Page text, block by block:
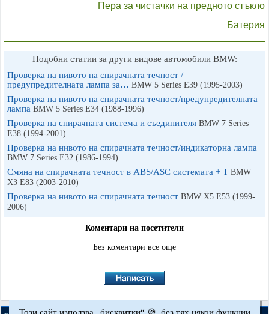
Пера за чистачки на предното стъкло
Батерия
Подобни статии за други видове автомобили BMW:
Проверка на нивото на спирачната течност /
предупредителната лампа за… BMW 5 Series E39 (1995-2003)
Проверка на нивото на спирачната течност/предупредителната
лампа BMW 5 Series E34 (1988-1996)
Проверка на спирачната система и съединителя BMW 7 Series
E38 (1994-2001)
Проверка на нивото на спирачната течност/индикаторна лампа
BMW 7 Series E32 (1986-1994)
Смяна на спирачната течност в ABS/ASC системата + T BMW
X3 Е83 (2003-2010)
Проверка на нивото на спирачната течност BMW X5 E53 (1999-
2006)
Коментари на посетители
Без коментари все още